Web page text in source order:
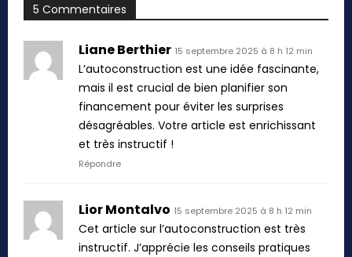
5 Commentaires
Liane Berthier 15 septembre 2025 à 8 h 12 min
L’autoconstruction est une idée fascinante,
mais il est crucial de bien planifier son
financement pour éviter les surprises
désagréables. Votre article est enrichissant
et très instructif !
Répondre
Lior Montalvo 15 septembre 2025 à 8 h 12 min
Cet article sur l’autoconstruction est très
instructif. J’apprécie les conseils pratiques